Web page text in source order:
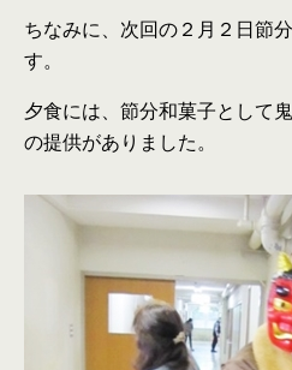
ちなみに、次回の２月２日節
す。
夕食には、節分和菓子として
の提供がありました。